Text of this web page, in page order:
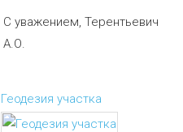
С уважением, Терентьевич
А.О.
Геодезия участка